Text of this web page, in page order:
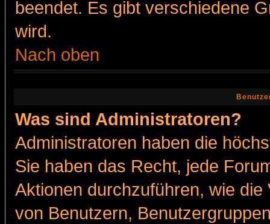
beendet. Es gibt verschiedene
wird.
Nach oben
Was sind Administratoren?
Administratoren haben die
Sie haben das Recht, jede
Aktionen durchzuführen, wie
von Benutzern,